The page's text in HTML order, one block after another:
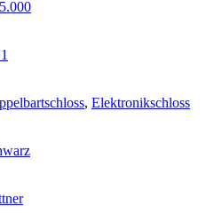
, Elektronikschloss